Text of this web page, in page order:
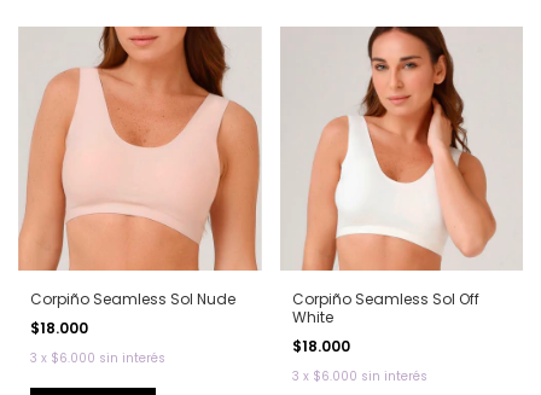
Corpiño Seamless Sol Nude
$18.000
3 x $6.000 sin interés
Corpiño Seamless Sol Off
White
$18.000
3 x $6.000 sin interés